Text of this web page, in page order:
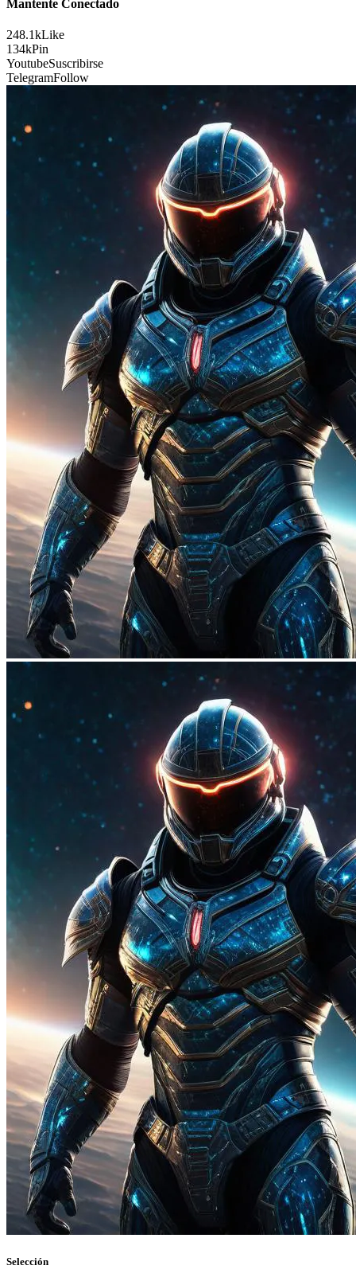
Mantente Conectado
248.1kLike
134kPin
YoutubeSuscribirse
TelegramFollow
Selección